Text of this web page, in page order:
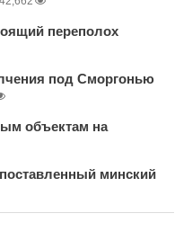
переполох
под Сморгонью
объектам на
минский